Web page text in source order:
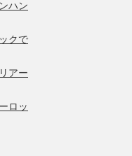
ハン
クで
アー
ロッ